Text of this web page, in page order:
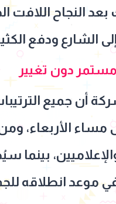
بعد النجاح اللافت
الشارع ودفع
مستمر دون تغيير
أن جميع
مساء الأربعاء،
والإعلاميين،
موعد انطلاقه